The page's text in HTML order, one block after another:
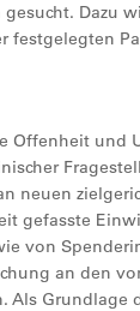
Dazu
festgelegten
Offenheit und
neuen
gefasste
von
an den
Als